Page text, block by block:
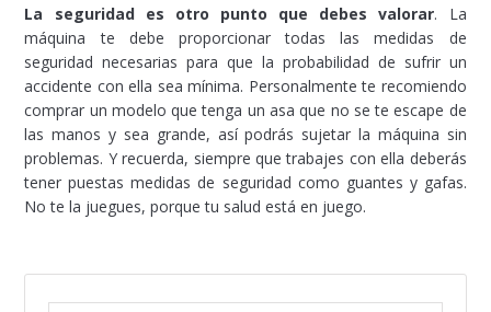
La seguridad es otro punto que debes valorar. La
máquina te debe proporcionar todas las medidas de
seguridad necesarias para que la probabilidad de sufrir un
accidente con ella sea mínima. Personalmente te recomiendo
comprar un modelo que tenga un asa que no se te escape de
las manos y sea grande, así podrás sujetar la máquina sin
problemas. Y recuerda, siempre que trabajes con ella deberás
tener puestas medidas de seguridad como guantes y gafas.
No te la juegues, porque tu salud está en juego.